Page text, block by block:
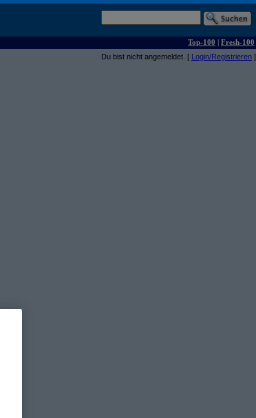
Top-100 | Fresh-100
Du bist nicht angemeldet. [ Login/Registrieren ]